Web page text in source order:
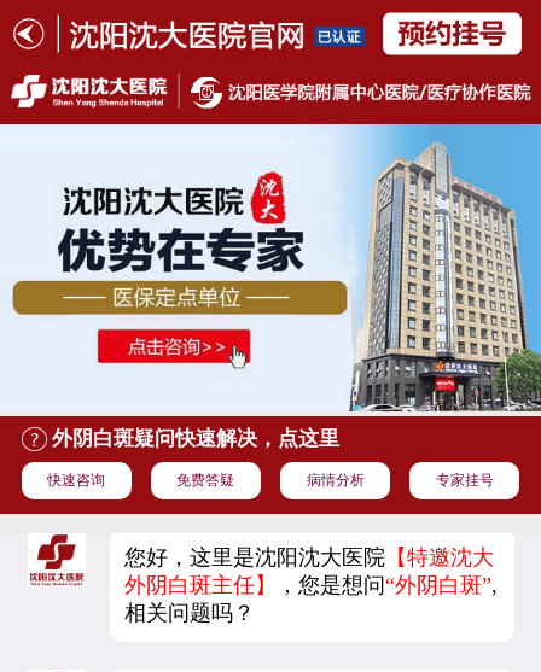
外阴白斑疑问快速解决，点这里
快速咨询 免费答疑 病情分析 专家挂号
您好，这里是沈阳沈大医院 【特邀沈大
外阴白斑主任】
，您是想问“外阴白斑”,
相关问题吗？